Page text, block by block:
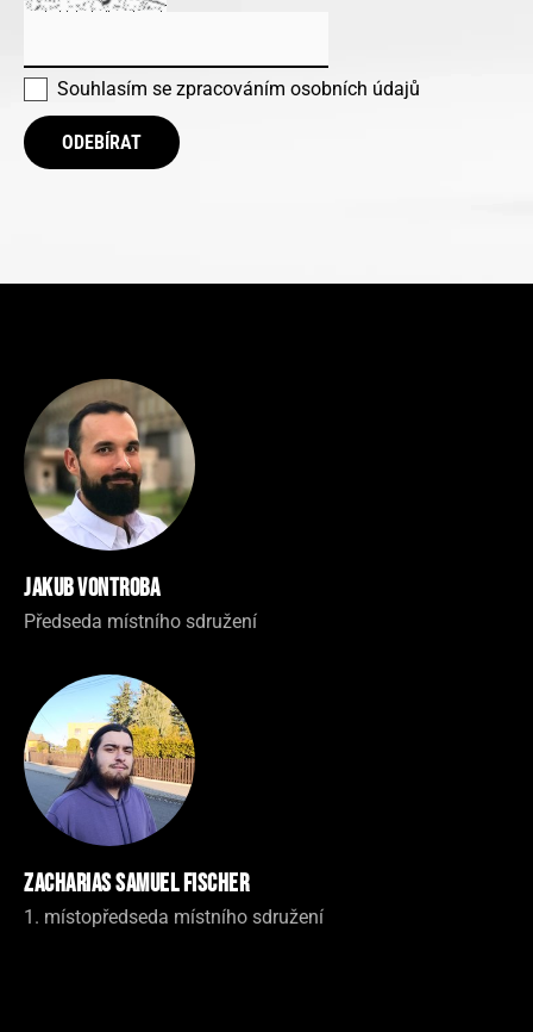
Souhlasím se zpracováním osobních údajů
ODEBÍRAT
Jakub Vontroba
Předseda místního sdružení
Zacharias Samuel Fischer
1. místopředseda místního sdružení